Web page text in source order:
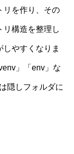
リを作り、その
リ構造を整理し
やすくなりま
」「env」な
隠しフォルダに